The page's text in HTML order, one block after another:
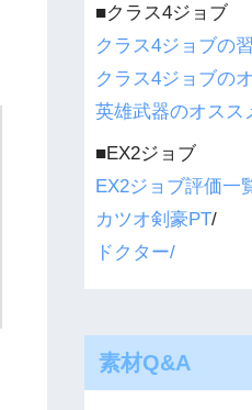
■クラス4ジョブ
クラス4ジョブの
クラス4ジョブの
英雄武器のオスス
■EX2ジョブ
EX2ジョブ評価一
カツオ剣豪PT/
ドクター/
素材Q&A